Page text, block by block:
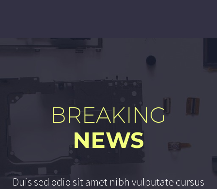
Duissed odiositametnibh vulputate cursus
BREAKING
NEWS